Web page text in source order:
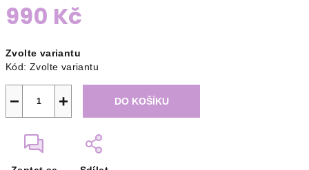
990 Kč
cena:
Zvolte variantu
Kód: Zvolte variantu
+
− DO KOŠÍKU